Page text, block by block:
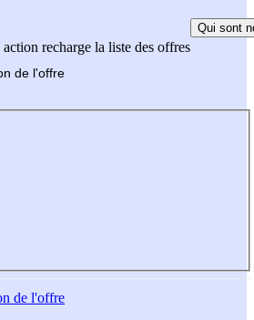
action recharge la liste des offres
Qui sont
de l'offre
de l'offre